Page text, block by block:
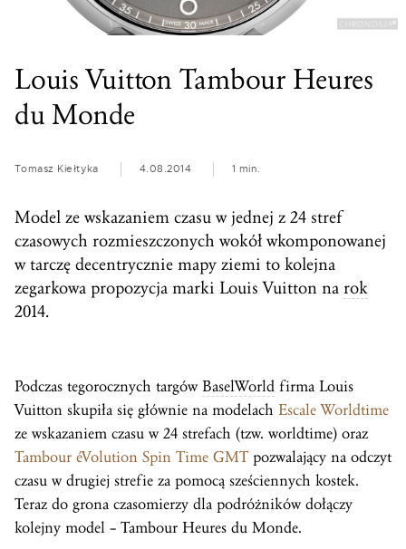
Louis Vuitton Tambour Heures
du Monde
Tomasz Kiełtyka 4.08.2014 1 min.
Model ze wskazaniem czasu w jednej z 24 stref
czasowych rozmieszczonych wokół wkomponowanej
w tarczę decentrycznie mapy ziemi to kolejna
zegarkowa propozycja marki Louis Vuitton na rok
2014.
Podczas tegorocznych targówBaselWorld firma Louis
Vuitton skupiła się głównie na modelach Escale Worldtime
ze wskazaniem czasu w 24 strefach (tzw. worldtime) oraz
Tambour éVolution Spin Time GMTpozwalający na odczyt
czasu w drugiej strefie za pomocą sześciennych kostek.
Teraz do grona czasomierzy dla podróżników dołączy
kolejny model – Tambour Heures du Monde.